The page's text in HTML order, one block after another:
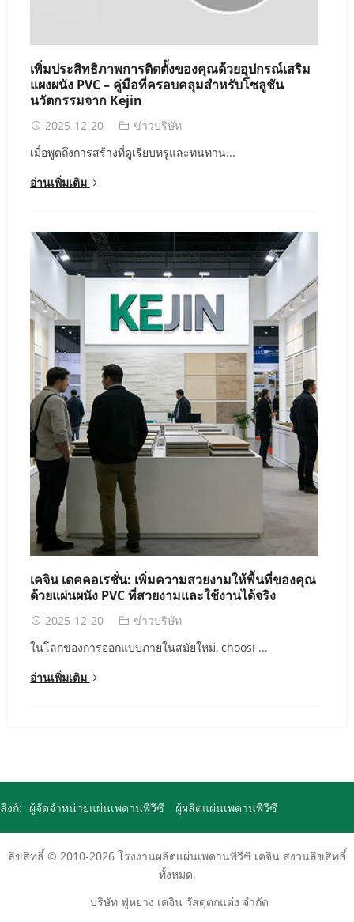
เพิ่มประสิทธิภาพการติดตั้งของคุณด้วยอุปกรณ์เสริม
แผงผนัง PVC – คู่มือที่ครอบคลุมสำหรับโซลูชัน
นวัตกรรมจาก Kejin
2025-12-20
ข่าวบริษัท
เมื่อพูดถึงการสร้างที่ดูเรียบหรูและทนทาน...
อ่านเพิ่มเติม
เคจิน เดคคอเรชั่น: เพิ่มความสวยงามให้พื้นที่ของคุณ
ด้วยแผ่นผนัง PVC ที่สวยงามและใช้งานได้จริง
2025-12-20
ข่าวบริษัท
ในโลกของการออกแบบภายในสมัยใหม่, choosi ...
อ่านเพิ่มเติม
ลิงก์: ผู้จัดจำหน่ายแผ่นเพดานพีวีซี ผู้ผลิตแผ่นเพดานพีวีซี
ลิขสิทธิ์ © 2010-2026 โรงงานผลิตแผ่นเพดานพีวีซี เคจิน สงวนลิขสิทธิ์
ทั้งหมด.
บริษัท ฟู่หยาง เคจิน วัสดุตกแต่ง จำกัด